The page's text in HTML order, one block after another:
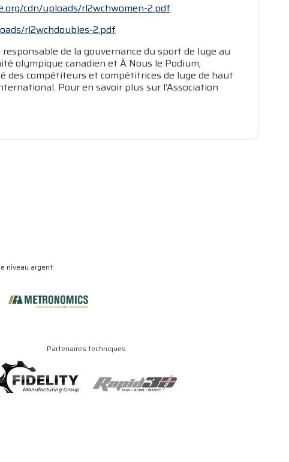
cdn/uploads/rl2wchwomen-2.pdf
rl2wchdoubles-2.pdf
de la gouvernance du sport de luge au
olympique canadien et À Nous le Podium,
des compétiteurs et compétitrices de luge de haut
Pour en savoir plus sur l’Association
niveau argent
Partenaires techniques